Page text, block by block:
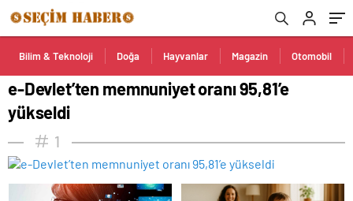
Bilim & Teknoloji Doğa Hayvanlar Magazin Otomobil
e-Devlet’ten memnuniyet oranı 95,81’e
yükseldi
1